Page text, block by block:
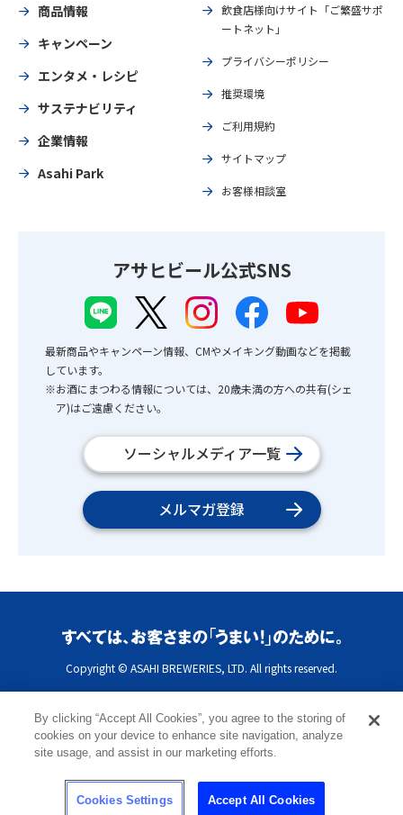
商品情報
キャンペーン
エンタメ・レシピ
サステナビリティ
企業情報
Asahi Park
飲食店様向けサイト「ご繁盛サポ
ートネット」
プライバシーポリシー
推奨環境
ご利用規約
サイトマップ
お客様相談室
アサヒビール公式SNS
最新商品やキャンペーン情報、CMやメイキング動画などを掲載
しています。
※お酒にまつわる情報については、20歳未満の方への共有(シェ
ア)はご遠慮ください。
ソーシャルメディア一覧
メルマガ登録
Copyright © ASAHI BREWERIES, LTD. All rights reserved.
By clicking “Accept All Cookies”, you agree to the storing of
cookies on your device to enhance site navigation, analyze
site usage, and assist in our marketing efforts.
Cookies Settings Accept All Cookies